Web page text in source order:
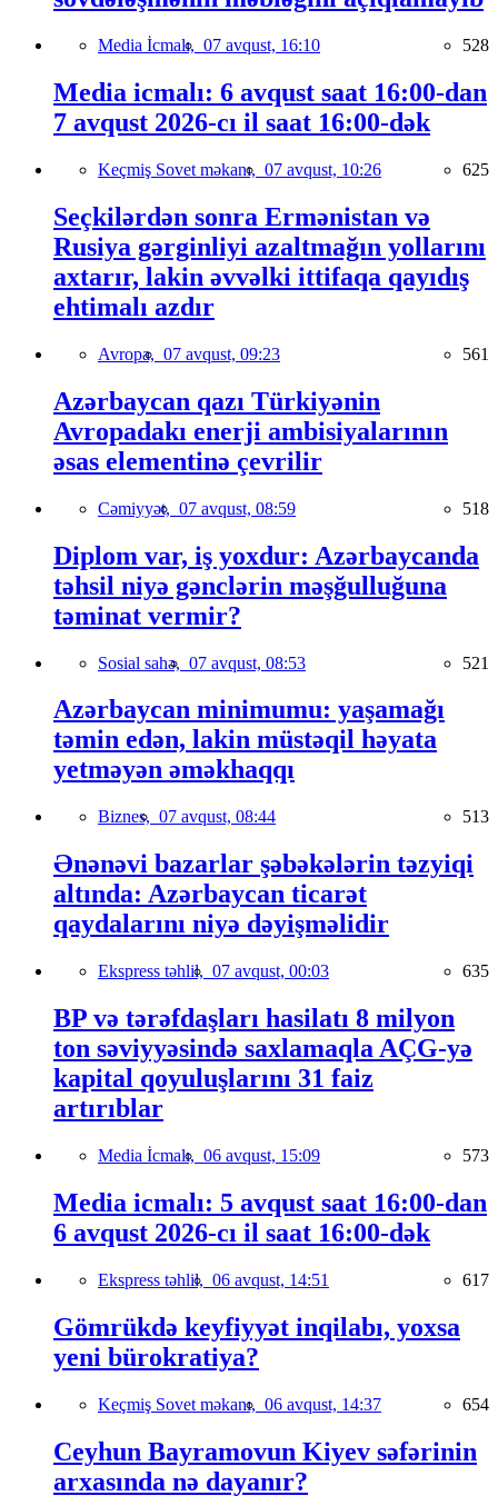
Media İcmalı, 07 avqust, 16:10 528
Media icmalı: 6 avqust saat 16:00-dan
7 avqust 2026-cı il saat 16:00-dək
Keçmiş Sovet məkanı, 07 avqust, 10:26 625
Seçkilərdən sonra Ermənistan və
Rusiya gərginliyi azaltmağın yollarını
axtarır, lakin əvvəlki ittifaqa qayıdış
ehtimalı azdır
Avropa, 07 avqust, 09:23 561
Azərbaycan qazı Türkiyənin
Avropadakı enerji ambisiyalarının
əsas elementinə çevrilir
Cəmiyyət, 07 avqust, 08:59 518
Diplom var, iş yoxdur: Azərbaycanda
təhsil niyə gənclərin məşğulluğuna
təminat vermir?
Sosial sahə, 07 avqust, 08:53 521
Azərbaycan minimumu: yaşamağı
təmin edən, lakin müstəqil həyata
yetməyən əməkhaqqı
Biznes, 07 avqust, 08:44 513
Ənənəvi bazarlar şəbəkələrin təzyiqi
altında: Azərbaycan ticarət
qaydalarını niyə dəyişməlidir
Ekspress təhlil, 07 avqust, 00:03 635
BP və tərəfdaşları hasilatı 8 milyon
ton səviyyəsində saxlamaqla AÇG-yə
kapital qoyuluşlarını 31 faiz
artırıblar
Media İcmalı, 06 avqust, 15:09 573
Media icmalı: 5 avqust saat 16:00-dan
6 avqust 2026-cı il saat 16:00-dək
Ekspress təhlil, 06 avqust, 14:51 617
Gömrükdə keyfiyyət inqilabı, yoxsa
yeni bürokratiya?
Keçmiş Sovet məkanı, 06 avqust, 14:37 654
Ceyhun Bayramovun Kiyev səfərinin
arxasında nə dayanır?